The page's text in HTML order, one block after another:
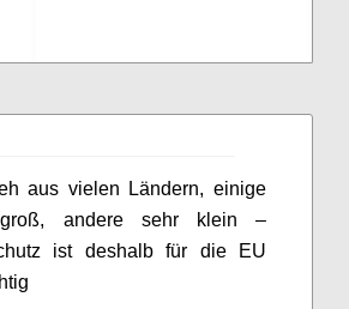
aus vielen Ländern, einige
andere sehr klein –
ist deshalb für die EU